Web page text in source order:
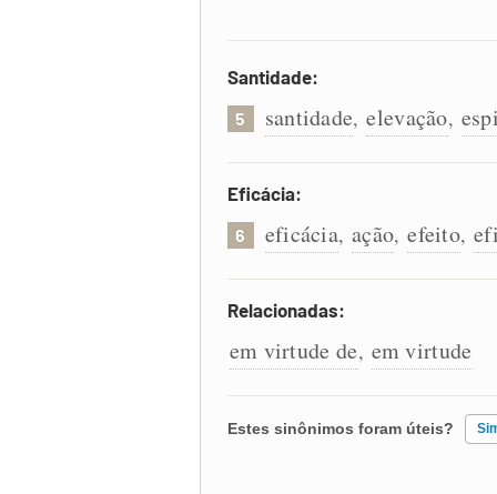
Santidade:
5 santidade, elevação,
Eficácia:
6 eficácia, ação, efeito,
Relacionadas:
em virtude de, em virtude
Estes sinônimos foram úteis?